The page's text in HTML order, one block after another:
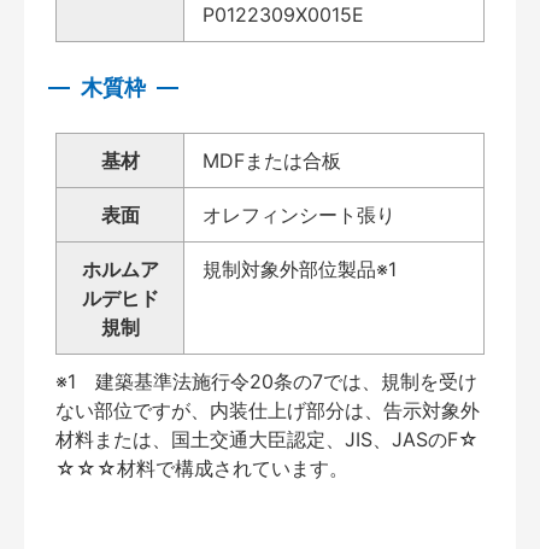
P0122309X0015E
木質枠
基材 MDFまたは合板
表面 オレフィンシート張り
ホルムア
ルデヒド
規制
規制対象外部位製品※1
※1 建築基準法施行令20条の7では、規制を受け
ない部位ですが、内装仕上げ部分は、告示対象外
材料または、国土交通大臣認定、JIS、JASのF☆
☆☆☆材料で構成されています。